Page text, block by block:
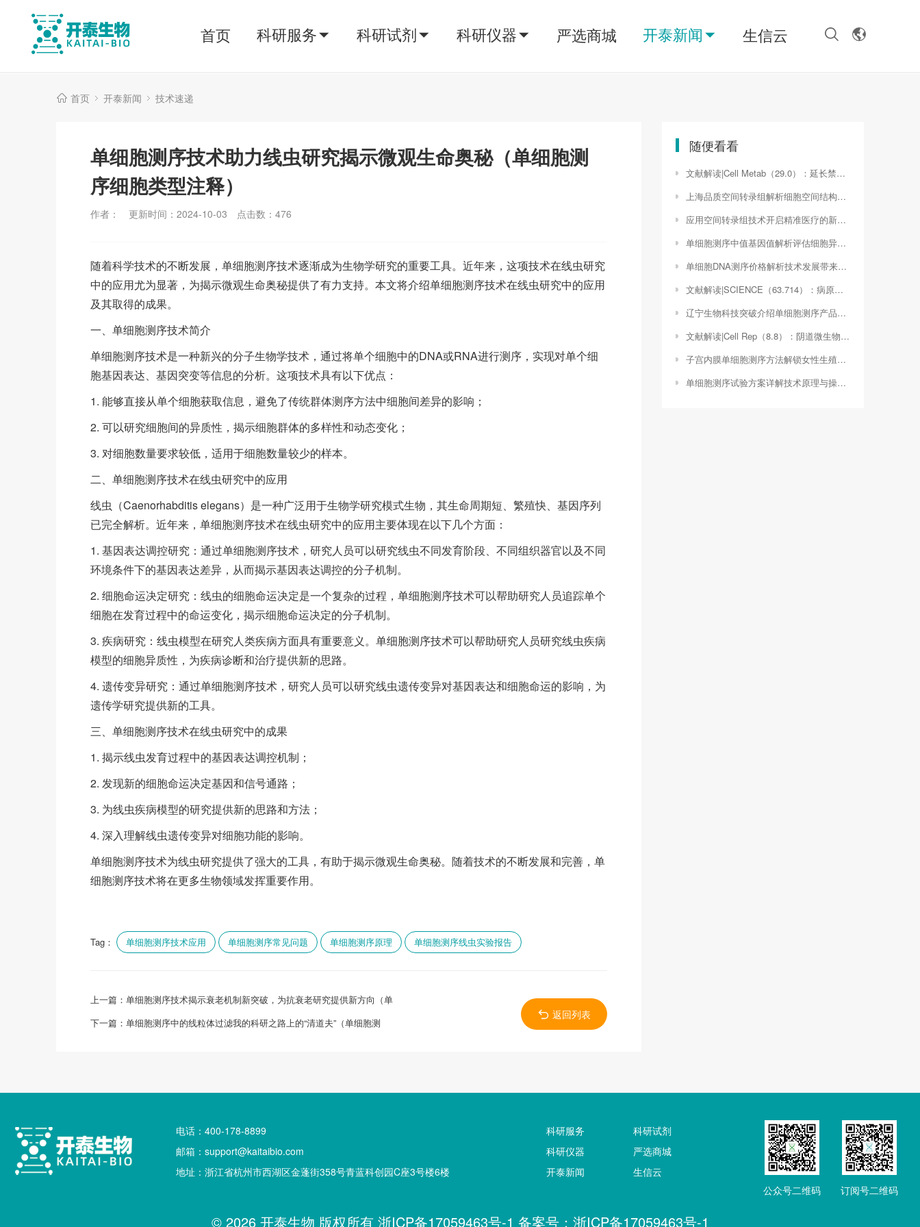
首页 科研服务 科研试剂 科研仪器 严选商城 开泰新闻 生信云
首页 开泰新闻 技术速递
单细胞测序技术助力线虫研究揭示微观生命奥秘（单细胞测
序细胞类型注释）
作者： 更新时间：2024-10-03 点击数： 476
随着科学技术的不断发展，单细胞测序技术逐渐成为生物学研究的重要工具。近年来，这项技术在线虫研究
中的应用尤为显著，为揭示微观生命奥秘提供了有力支持。本文将介绍单细胞测序技术在线虫研究中的应用
及其取得的成果。
一、单细胞测序技术简介
单细胞测序技术是一种新兴的分子生物学技术，通过将单个细胞中的DNA或RNA进行测序，实现对单个细
胞基因表达、基因突变等信息的分析。这项技术具有以下优点：
1. 能够直接从单个细胞获取信息，避免了传统群体测序方法中细胞间差异的影响；
2. 可以研究细胞间的异质性，揭示细胞群体的多样性和动态变化；
3. 对细胞数量要求较低，适用于细胞数量较少的样本。
二、单细胞测序技术在线虫研究中的应用
线虫（Caenorhabditis elegans）是一种广泛用于生物学研究模式生物，其生命周期短、繁殖快、基因序列
已完全解析。近年来，单细胞测序技术在线虫研究中的应用主要体现在以下几个方面：
1. 基因表达调控研究：通过单细胞测序技术，研究人员可以研究线虫不同发育阶段、不同组织器官以及不同
环境条件下的基因表达差异，从而揭示基因表达调控的分子机制。
2. 细胞命运决定研究：线虫的细胞命运决定是一个复杂的过程，单细胞测序技术可以帮助研究人员追踪单个
细胞在发育过程中的命运变化，揭示细胞命运决定的分子机制。
3. 疾病研究：线虫模型在研究人类疾病方面具有重要意义。单细胞测序技术可以帮助研究人员研究线虫疾病
模型的细胞异质性，为疾病诊断和治疗提供新的思路。
4. 遗传变异研究：通过单细胞测序技术，研究人员可以研究线虫遗传变异对基因表达和细胞命运的影响，为
遗传学研究提供新的工具。
三、单细胞测序技术在线虫研究中的成果
1. 揭示线虫发育过程中的基因表达调控机制；
2. 发现新的细胞命运决定基因和信号通路；
3. 为线虫疾病模型的研究提供新的思路和方法；
4. 深入理解线虫遗传变异对细胞功能的影响。
单细胞测序技术为线虫研究提供了强大的工具，有助于揭示微观生命奥秘。随着技术的不断发展和完善，单
细胞测序技术将在更多生物领域发挥重要作用。
Tag： 单细胞测序技术应用 单细胞测序常见问题 单细胞测序原理 单细胞测序线虫实验报告
上一篇： 单细胞测序技术揭示衰老机制新突破，为抗衰老研究提供新方向（单
下一篇： 单细胞测序中的线粒体过滤我的科研之路上的“清道夫”（单细胞测
返回列表
随便看看
文献解读|Cell Metab（29.0）：延长禁食时间与成年雌性小鼠的热量限制相结合可产生更大的 保护作用
上海品质空间转录组解析细胞空间结构，助力精准医学研究（空间转录组分析流程）
应用空间转录组技术开启精准医疗的新篇章（nanostring空间转录组）
单细胞测序中值基因值解析评估细胞异质性的关键指标（单细胞测序一般测多少数据量）
单细胞DNA测序价格解析技术发展带来的成本变革（单细胞测序 ngs）
文献解读|SCIENCE（63.714）：病原体诱导的内生根微生物群的疾病抑制功能的激活
辽宁生物科技突破介绍单细胞测序产品引领精准医疗新篇章（单细胞测序仪器平台）
文献解读|Cell Rep（8.8）：阴道微生物组显示出种族进化动态和由长期生态位特异性过程驱动的乳杆菌粘附素的正选择
子宫内膜单细胞测序方法解锁女性生殖健康之谜的关键技术（子宫内膜细胞学检查怎么做）
单细胞测序试验方案详解技术原理与操作步骤（单细胞测序试验方案怎么写）
电话：400-178-8899
邮箱：support@kaitaibio.com
地址：浙江省杭州市西湖区金蓬街358号青蓝科创园C座3号楼6楼
科研服务
科研试剂
科研仪器
严选商城
开泰新闻
生信云
公众号二维码
订阅号二维码
© 2026 开泰生物 版权所有 浙ICP备17059463号-1 备案号： 浙ICP备17059463号-1